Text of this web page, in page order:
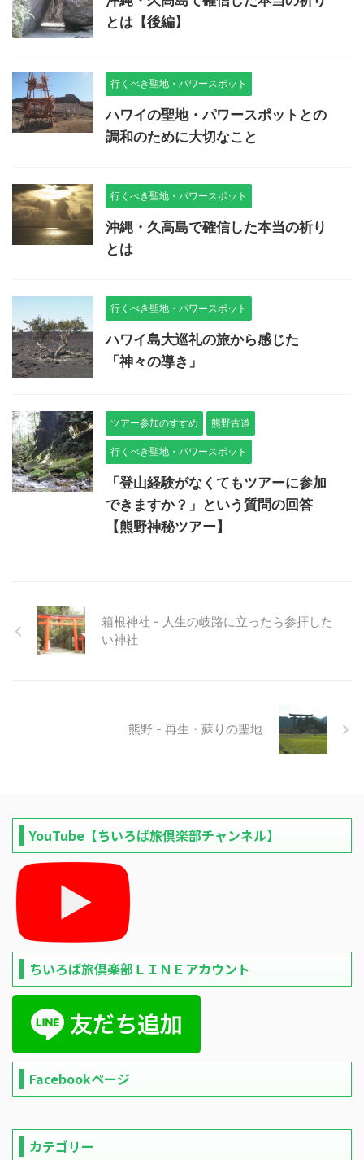
とは【後編】
行くべき聖地・パワースポット
ハワイの聖地・パワースポットとの
調和のために大切なこと
行くべき聖地・パワースポット
沖縄・久高島で確信した本当の祈り
とは
行くべき聖地・パワースポット
ハワイ島大巡礼の旅から感じた
「神々の導き」
ツアー参加のすすめ 熊野古道
行くべき聖地・パワースポット
「登山経験がなくてもツアーに参加
できますか？」という質問の回答
【熊野神秘ツアー】
箱根神社 - 人生の岐路に立ったら参拝した
い神社
熊野 - 再生・蘇りの聖地
YouTube【ちいろば旅倶楽部チャンネル】
ちいろば旅倶楽部ＬＩＮＥアカウント
Facebookページ
カテゴリー